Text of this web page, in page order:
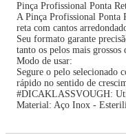
Pinça Profissional Ponta
A Pinça Profissional Ponta
reta com cantos
Seu formato garante
tanto os pelos mais
Modo de usar:
Segure o pelo selecionado
rápido no sentido de
#DICAKLASSVOUGH:
Material: Aço Inox -